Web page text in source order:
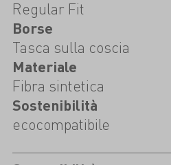
Regular Fit
Borse
Tasca sulla coscia
Materiale
Fibra sintetica
Sostenibilità
ecocompatibile